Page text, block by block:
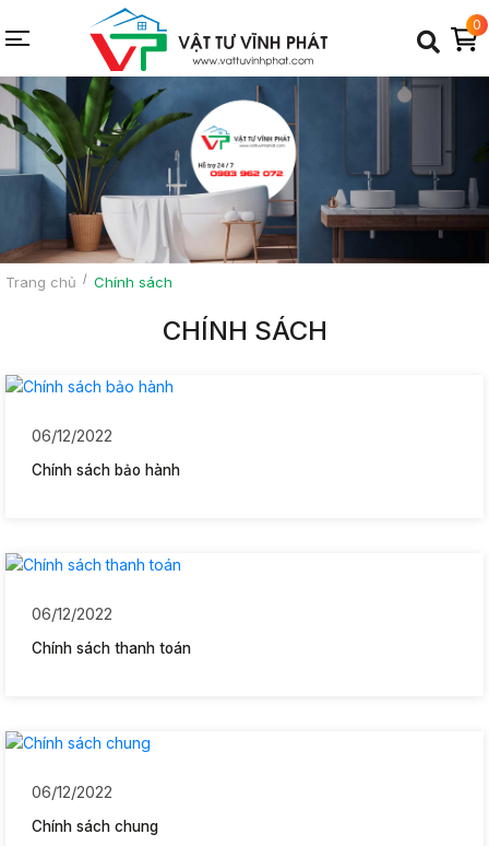
0
Trang chủ Chính sách
CHÍNH SÁCH
06/12/2022
Chính sách bảo hành
06/12/2022
Chính sách thanh toán
06/12/2022
Chính sách chung